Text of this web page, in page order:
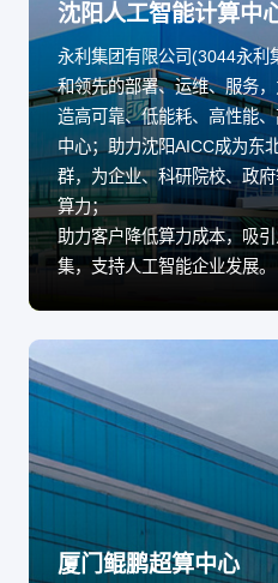
沈阳人工智能计算中
永利集团有限公司(3044永利
和领先的部署、运维、服务
造高可靠、低能耗、高性能
中心；助力沈阳AICC成为东
群，为企业、科研院校、政
算力；
助力客户降低算力成本，吸
集，支持人工智能企业发展。
厦门鲲鹏超算中心